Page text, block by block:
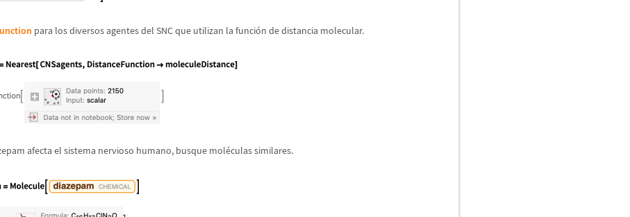
para los diversos agentes del SNC que utilizan la función de distancia molecular.
afecta el sistema nervioso humano, busque moléculas similares.